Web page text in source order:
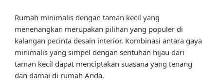
Rumah minimalis dengan taman kecil yang
menenangkan merupakan pilihan yang populer di
kalangan pecinta desain interior. Kombinasi antara gaya
minimalis yang simpel dengan sentuhan hijau dari
taman kecil dapat menciptakan suasana yang tenang
dan damai di rumah Anda.